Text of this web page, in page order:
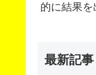
的に結果
最新記事